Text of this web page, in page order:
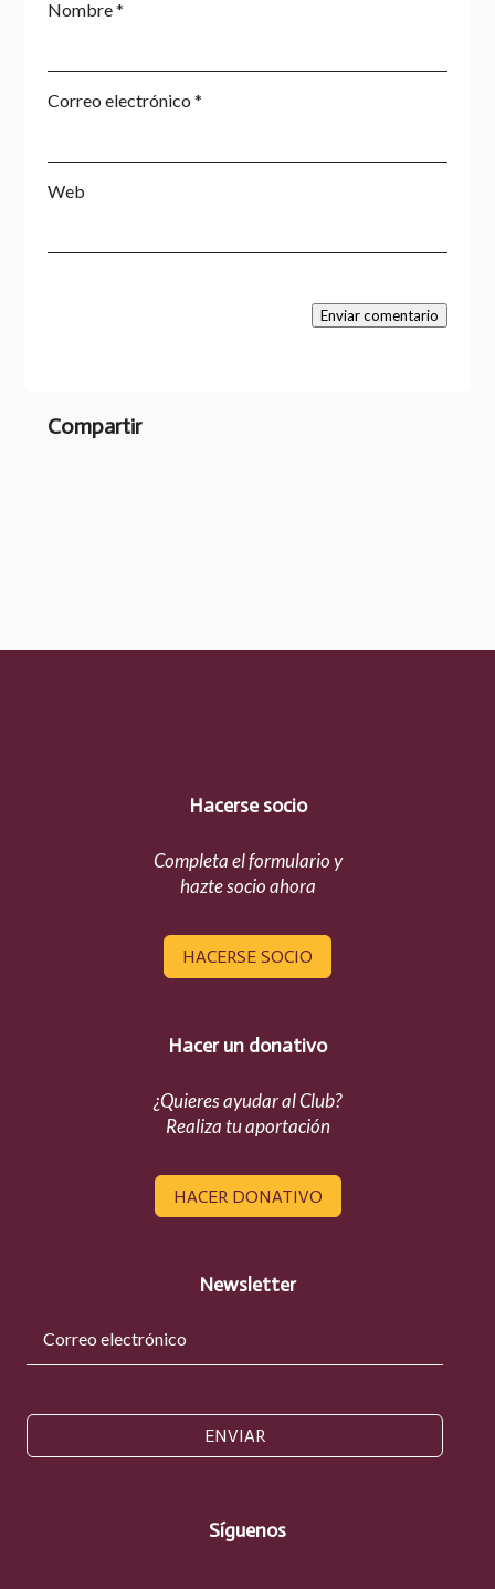
Nombre*
Correo electrónico *
Web
Enviar comentario
Compartir
Hacerse socio
Completa el formulario y
hazte socio ahora
HACERSE SOCIO
Hacer un donativo
¿Quieres ayudar al Club?
Realiza tu aportación
HACER DONATIVO
Newsletter
ENVIAR
Síguenos